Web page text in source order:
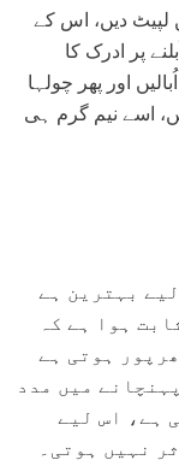
لپیٹ دیں، اس کے
پر ادرک کا
اور پھر چولہا
اسے نیم گرم ہی
بہترین ہے
ہوا ہے کہ
ہوتی ہے
میں مدد
ہے، اس لیے
نہیں ہوتی۔